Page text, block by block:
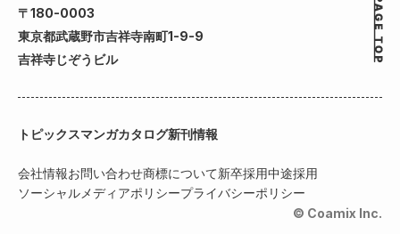
〒180-0003
東京都武蔵野市吉祥寺南町1-9-9
吉祥寺じぞうビル
トピックスマンガカタログ新刊情報
会社情報お問い合わせ商標について新卒採用中途採用
ソーシャルメディアポリシープライバシーポリシー
© Coamix Inc.